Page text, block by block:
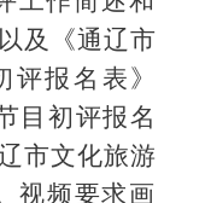
以及《通辽市
报名表》
目初评报名
市文化旅游
视频要求画